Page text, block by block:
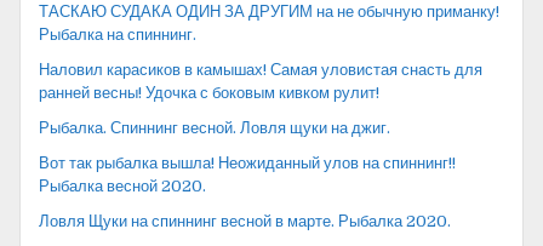
ТАСКАЮ СУДАКА ОДИН ЗА ДРУГИМ на не обычную приманку!
Рыбалка на спиннинг.
Наловил карасиков в камышах! Самая уловистая снасть для
ранней весны! Удочка с боковым кивком рулит!
Рыбалка. Спиннинг весной. Ловля щуки на джиг.
Вот так рыбалка вышла! Неожиданный улов на спиннинг!!
Рыбалка весной 2020.
Ловля Щуки на спиннинг весной в марте. Рыбалка 2020.